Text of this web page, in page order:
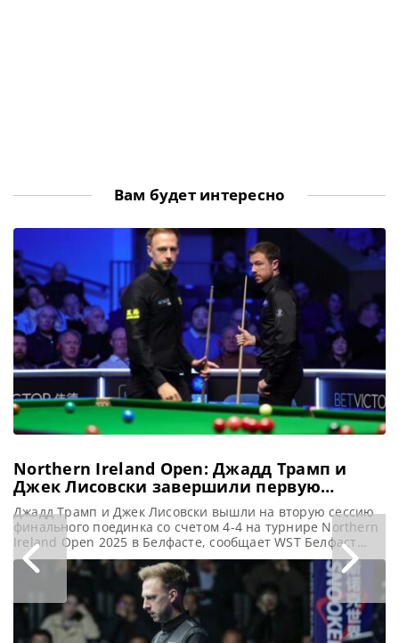
Вам будет интересно
Northern Ireland Open: Джадд Трамп и
Джек Лисовски завершили первую
сессию финала вничью 4-4
Джадд Трамп и Джек Лисовски вышли на вторую сессию
финального поединка со счетом 4-4 на турнире Northern
Ireland Open 2025 в Белфасте, сообщает WST Белфаст
стал свидетелем напряженной ничьей 4-4 между
Джаддом Трампом и Джеком Лисовски в первой сессии
финального поединка Northern Ireland Open 2025. В
седьмом фрейме Лисовски честно признался, что сфолил,
когда был